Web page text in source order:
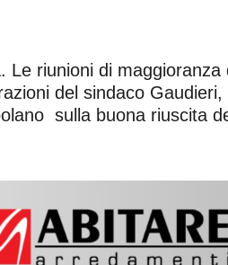
riunioni di
del sindaco
sulla buona riuscita